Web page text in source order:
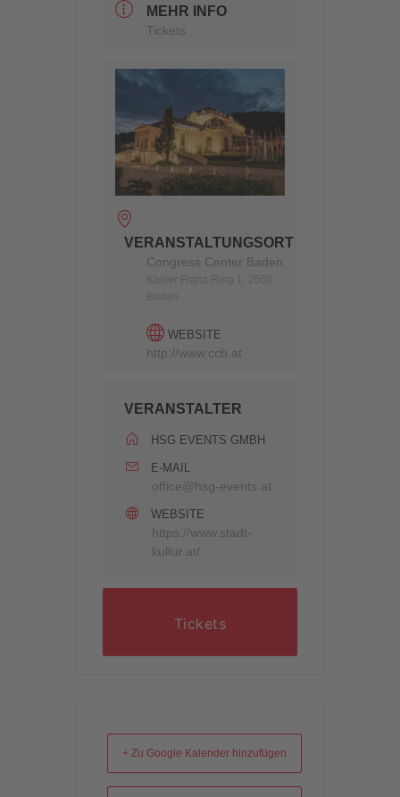
MEHR INFO
Tickets
VERANSTALTUNGSORT
Congress Center Baden
WEBSITE
http://www.ccb.at
VERANSTALTER
HSG EVENTS GMBH
E-MAIL
office@hsg-events.at
WEBSITE
https://www.stadt-
kultur.at/
Tickets
+ Zu Google Kalender hinzufügen